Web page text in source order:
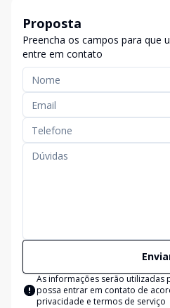
Proposta
Preencha os campos para que
entre em contato
As informações serão utilizadas
possa entrar em contato de
privacidade e termos de serviço